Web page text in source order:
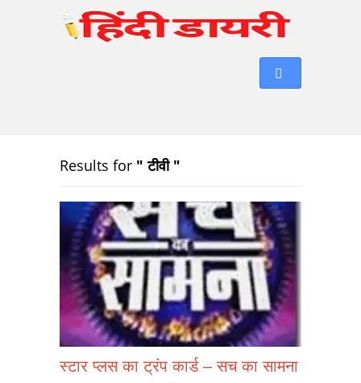
Results for " टीवी "
स्टार प्लस का ट्रंप कार्ड – सच का सामना